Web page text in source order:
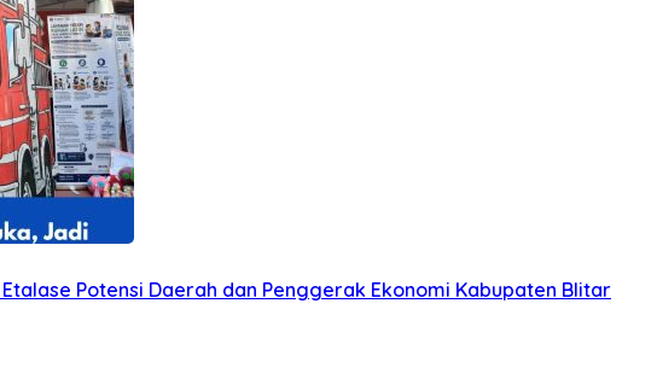
Potensi Daerah dan Penggerak Ekonomi Kabupaten Blitar